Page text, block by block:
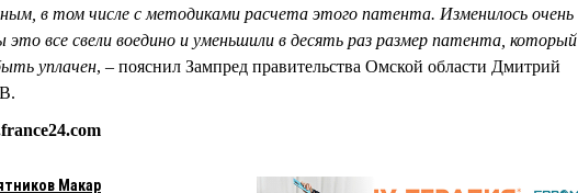
в том числе с методиками расчета этого патента. Изменилось очень
это все свели воедино и уменьшили в десять раз размер патента, который
уплачен, – пояснил Зампред правительства Омской области Дмитрий
Макар